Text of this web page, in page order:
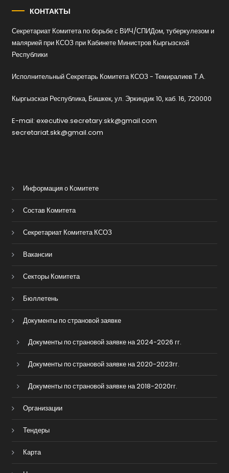
КОНТАКТЫ
Секретариат Комитета по борьбе с ВИЧ/СПИДом, туберкулезом и
малярией при КСОЗ при Кабинете Министров Кыргызской
Республики
Исполнительный Секретарь Комитета КСОЗ - Темиралиев Т.А.
Кыргызская Республика, Бишкек, ул. Эркиндик 10, каб. 16, 720000
E-mail: executive.secretary.skk@gmail.com
secretariat.skk@gmail.com
Информация о Комитете
Состав Комитета
Секретариат Комитета КСОЗ
Вакансии
Секторы Комитета
Бюллетень
Документы по страновой заявке
Документы по страновой заявке на 2024-2026 гг.
Документы по страновой заявке на 2020-2023гг.
Документы по страновой заявке на 2018-2020гг.
Организации
Тендеры
Карта